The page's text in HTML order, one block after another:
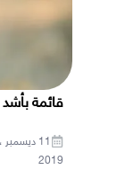
قائمة
11 ديسمبر ،
2019